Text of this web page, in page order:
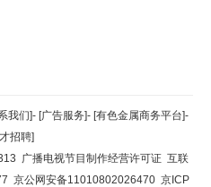
顶部
首页
我们]- [广告服务]- [有色金属商务平台]-
招聘]
广播电视节目制作经营许可证 互联
京公网安备11010802026470 京ICP